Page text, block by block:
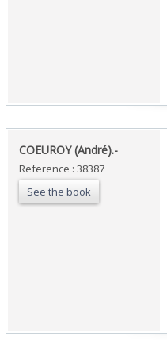
‎COEUROY (André).-‎
Reference : 38387
See the book